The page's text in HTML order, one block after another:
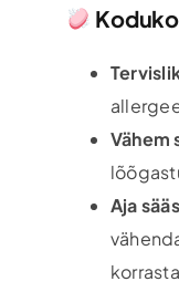
Vähem
Aja